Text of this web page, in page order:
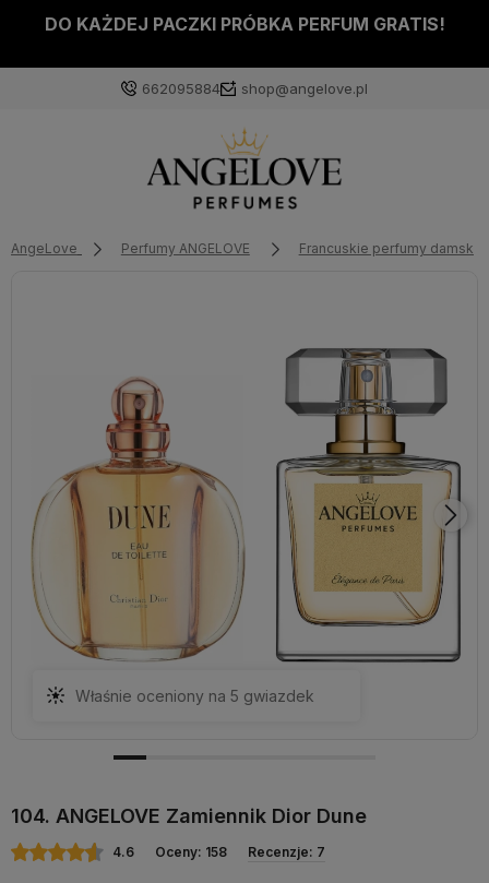
DO KAŻDEJ PACZKI PRÓBKA PERFUM GRATIS!
662095884 shop@angelove.pl
AngeLove Perfumy ANGELOVE Francuskie perfumy damskie
Właśnie oceniony na 5 gwiazdek
104. ANGELOVE Zamiennik Dior Dune
4.6 Oceny: 158 Recenzje: 7